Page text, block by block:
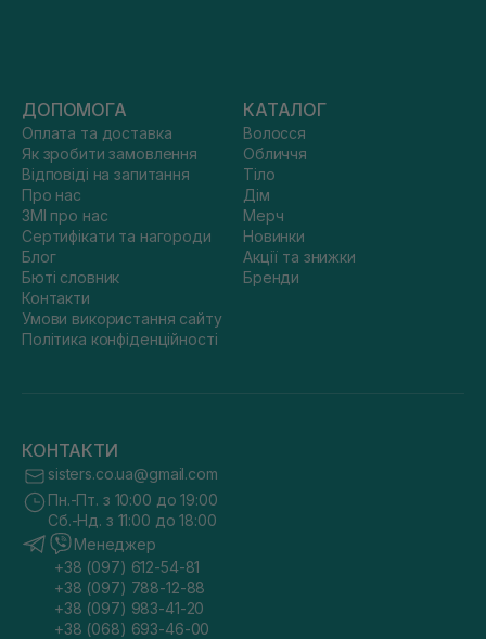
ДОПОМОГА
Оплата та доставка
Як зробити замовлення
Відповіді на запитання
Про нас
ЗМІ про нас
Сертифікати та нагороди
Блог
Бюті словник
Контакти
Умови використання сайту
Політика конфіденційності
КАТАЛОГ
Волосся
Обличчя
Тіло
Дім
Мерч
Новинки
Акції та знижки
Бренди
КОНТАКТИ
sisters.co.ua@gmail.com
Пн.-Пт. з 10:00 до 19:00
Сб.-Нд. з 11:00 до 18:00
Менеджер
+38 (097) 612-54-81
+38 (097) 788-12-88
+38 (097) 983-41-20
+38 (068) 693-46-00